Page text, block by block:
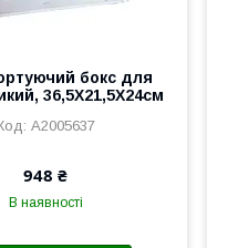
бокс для
36,5X21,5X24см
A2005637
948 ₴
В наявності